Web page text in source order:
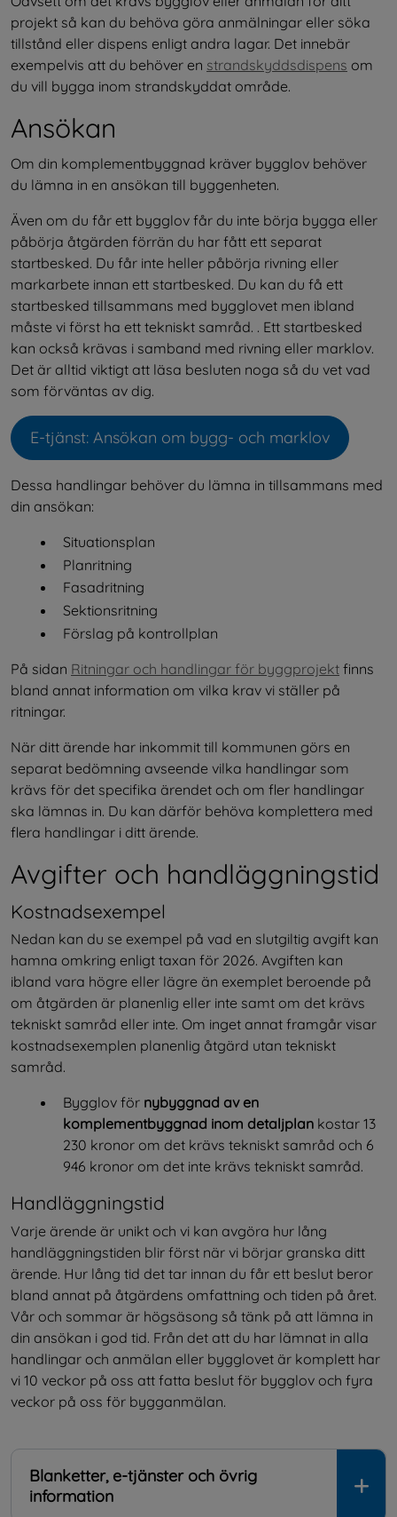
projekt så kan du behöva göra anmälningar eller söka
tillstånd eller dispens enligt andra lagar. Det innebär
exempelvis att du behöver en strandskyddsdispens om
du vill bygga inom strandskyddat område.
Ansökan
Om din komplementbyggnad kräver bygglov behöver
du lämna in en ansökan till byggenheten.
Även om du får ett bygglov får du inte börja bygga eller
påbörja åtgärden förrän du har fått ett separat
startbesked. Du får inte heller påbörja rivning eller
markarbete innan ett startbesked. Du kan du få ett
startbesked tillsammans med bygglovet men ibland
måste vi först ha ett tekniskt samråd. . Ett startbesked
kan också krävas i samband med rivning eller marklov.
Det är alltid viktigt att läsa besluten noga så du vet vad
som förväntas av dig.
E-tjänst: Ansökan om bygg- och marklov
Öppnas i nytt fönster.
Dessa handlingar behöver du lämna in tillsammans med
din ansökan:
Situationsplan
Planritning
Fasadritning
Sektionsritning
Förslag på kontrollplan
På sidan Ritningar och handlingar för byggprojekt finns
bland annat information om vilka krav vi ställer på
ritningar.
När ditt ärende har inkommit till kommunen görs en
separat bedömning avseende vilka handlingar som
krävs för det specifika ärendet och om fler handlingar
ska lämnas in. Du kan därför behöva komplettera med
flera handlingar i ditt ärende.
Avgifter och handläggningstid
Kostnadsexempel
Nedan kan du se exempel på vad en slutgiltig avgift kan
hamna omkring enligt taxan för 2026. Avgiften kan
ibland vara högre eller lägre än exemplet beroende på
om åtgärden är planenlig eller inte samt om det krävs
tekniskt samråd eller inte. Om inget annat framgår visar
kostnadsexemplen planenlig åtgärd utan tekniskt
samråd.
Bygglov för nybyggnad av en
komplementbyggnad inom detaljplan kostar 13
230 kronor om det krävs tekniskt samråd och 6
946 kronor om det inte krävs tekniskt samråd.
Handläggningstid
Varje ärende är unikt och vi kan avgöra hur lång
handläggningstiden blir först när vi börjar granska ditt
ärende. Hur lång tid det tar innan du får ett beslut beror
bland annat på åtgärdens omfattning och tiden på året.
Vår och sommar är högsäsong så tänk på att lämna in
din ansökan i god tid. Från det att du har lämnat in alla
handlingar och anmälan eller bygglovet är komplett har
vi 10 veckor på oss att fatta beslut för bygglov och fyra
veckor på oss för bygganmälan.
Blanketter, e-tjänster och övrig
information